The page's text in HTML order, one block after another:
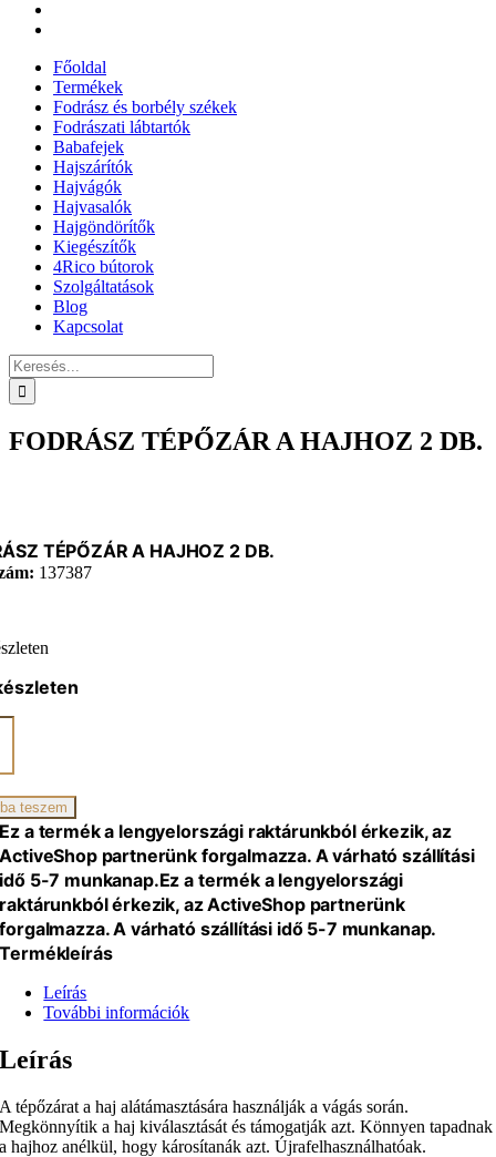
Főoldal
Termékek
Fodrász és borbély székek
Fodrászati lábtartók
Babafejek
Hajszárítók
Hajvágók
Hajvasalók
Hajgöndörítők
Kiegészítők
4Rico bútorok
Szolgáltatások
Blog
Kapcsolat
Keresés...
FODRÁSZ TÉPŐZÁR A HAJHOZ 2 DB.
TÉPŐZÁR A HAJHOZ 2 DB.
137387
teszem
Ez a termék a lengyelországi raktárunkból érkezik, az
ActiveShop partnerünk forgalmazza. A várható szállítási
idő 5-7 munkanap.Ez a termék a lengyelországi
raktárunkból érkezik, az ActiveShop partnerünk
forgalmazza. A várható szállítási idő 5-7 munkanap.
Termékleírás
Leírás
További információk
Leírás
A tépőzárat a haj alátámasztására használják a vágás során.
Megkönnyítik a haj kiválasztását és támogatják azt. Könnyen tapadnak
a hajhoz anélkül, hogy károsítanák azt. Újrafelhasználhatóak.